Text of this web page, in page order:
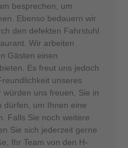
besprechen, um
Ebenso bedauern wir
den defekten Fahrstuhl
Wir arbeiten
Gästen einen
Es freut uns jedoch
unseres
würden uns freuen, Sie in
dürfen, um Ihnen eine
Falls Sie noch weitere
Sie sich jederzeit gerne
Ihr Team von den H-